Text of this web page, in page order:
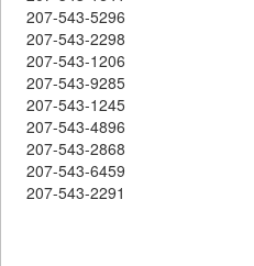
207-543-5296
207-543-2298
207-543-1206
207-543-9285
207-543-1245
207-543-4896
207-543-2868
207-543-6459
207-543-2291